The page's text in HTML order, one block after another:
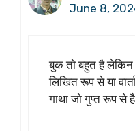
June 8,
बुक तो बहुत है लेकिन
लिखित रूप से या
गाथा जो गुप्त रूप से